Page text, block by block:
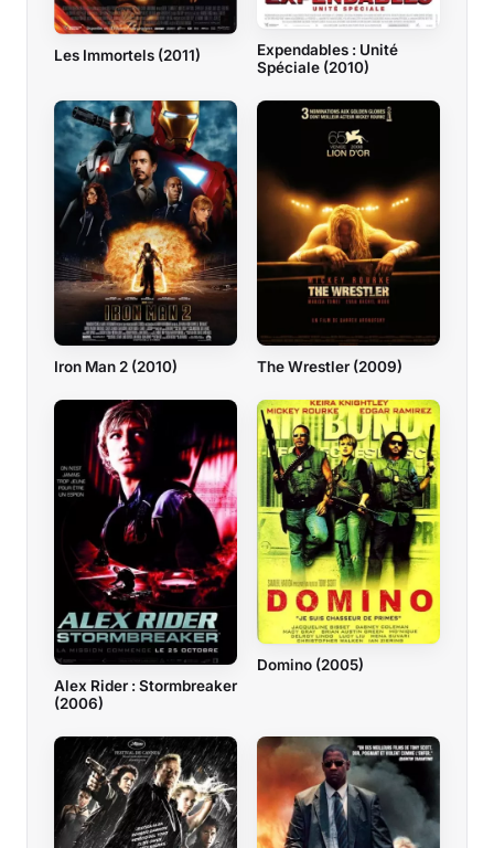
Les Immortels (2011)
Expendables : Unité
Spéciale (2010)
Iron Man 2 (2010) The Wrestler (2009)
Alex Rider : Stormbreaker
(2006)
Domino (2005)